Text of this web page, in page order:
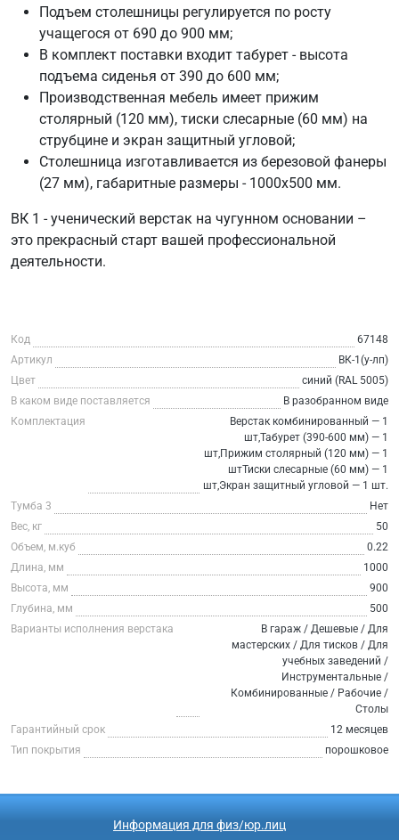
Подъем столешницы регулируется по росту
учащегося от 690 до 900 мм;
В комплект поставки входит табурет - высота
подъема сиденья от 390 до 600 мм;
Производственная мебель имеет прижим
столярный (120 мм), тиски слесарные (60 мм) на
струбцине и экран защитный угловой;
Столешница изготавливается из березовой фанеры
(27 мм), габаритные размеры - 1000х500 мм.
ВК 1 - ученический верстак на чугунном основании –
это прекрасный старт вашей профессиональной
деятельности.
Код
67148
Артикул
ВК-1(у-лп)
Цвет
синий (RAL 5005)
В каком виде поставляется
В разобранном виде
Комплектация
Верстак комбинированный — 1
шт,Табурет (390-600 мм) — 1
шт,Прижим столярный (120 мм) — 1
штТиски слесарные (60 мм) — 1
шт,Экран защитный угловой — 1 шт.
Тумба 3
Нет
Вес, кг
50
Объем, м.куб
0.22
Длина, мм
1000
Высота, мм
900
Глубина, мм
500
Варианты исполнения верстака
В гараж / Дешевые / Для
мастерских / Для тисков / Для
учебных заведений /
Инструментальные /
Комбинированные / Рабочие /
Столы
Гарантийный срок
12 месяцев
Тип покрытия
порошковое
Информация для физ/юр.лиц